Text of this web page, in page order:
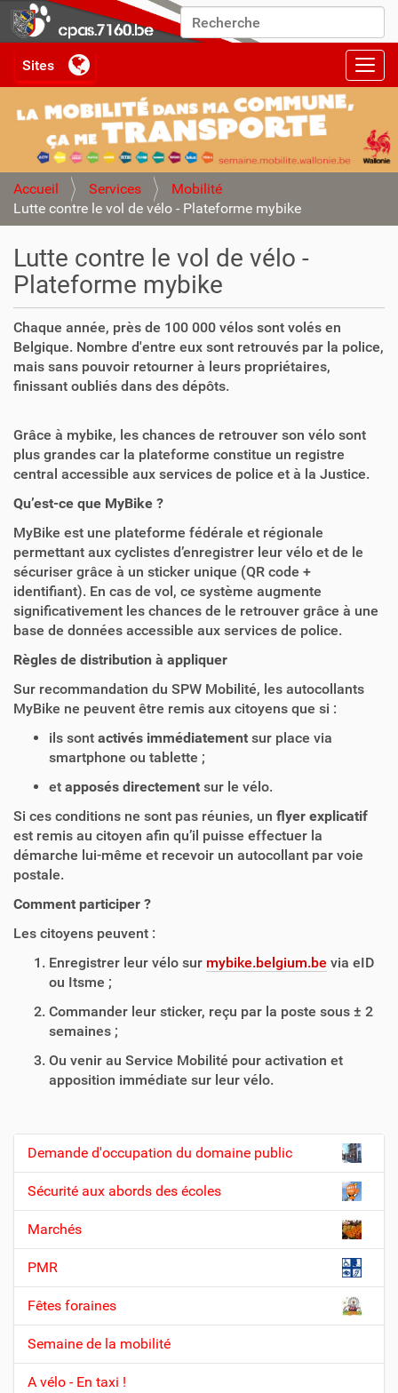
Chercher par
Recherche avancée…
Accueil Services
Mobilité
Lutte contre le vol de vélo - Plateforme mybike
Lutte contre le vol de vélo -
Plateforme mybike
Chaque année, près de 100 000 vélos sont volés en
Belgique. Nombre d'entre eux sont retrouvés par la police,
mais sans pouvoir retourner à leurs propriétaires,
finissant oubliés dans des dépôts.
Grâce à mybike, les chances de retrouver son vélo sont
plus grandes car la plateforme constitue un registre
central accessible aux services de police et à la Justice.
Qu’est-ce que MyBike ?
MyBike est une plateforme fédérale et régionale
permettant aux cyclistes d’enregistrer leur vélo et de le
sécuriser grâce à un sticker unique (QR code +
identifiant). En cas de vol, ce système augmente
significativement les chances de le retrouver grâce à une
base de données accessible aux services de police.
Règles de distribution à appliquer
Sur recommandation du SPW Mobilité, les autocollants
MyBike ne peuvent être remis aux citoyens que si :
ils sont activés immédiatement sur place via
smartphone ou tablette ;
et apposés directement sur le vélo.
Si ces conditions ne sont pas réunies, un flyer explicatif
est remis au citoyen afin qu’il puisse effectuer la
démarche lui-même et recevoir un autocollant par voie
postale.
Comment participer ?
Les citoyens peuvent :
Enregistrer leur vélo sur mybike.belgium.be via eID
ou Itsme ;
Commander leur sticker, reçu par la poste sous ± 2
semaines ;
Ou venir au Service Mobilité pour activation et
apposition immédiate sur leur vélo.
N
a
v
i
g
a
t
i
n
Demande d'occupation du domaine public
Sécurité aux abords des écoles
Marchés
PMR
Fêtes foraines
Semaine de la mobilité
A vélo - En taxi !